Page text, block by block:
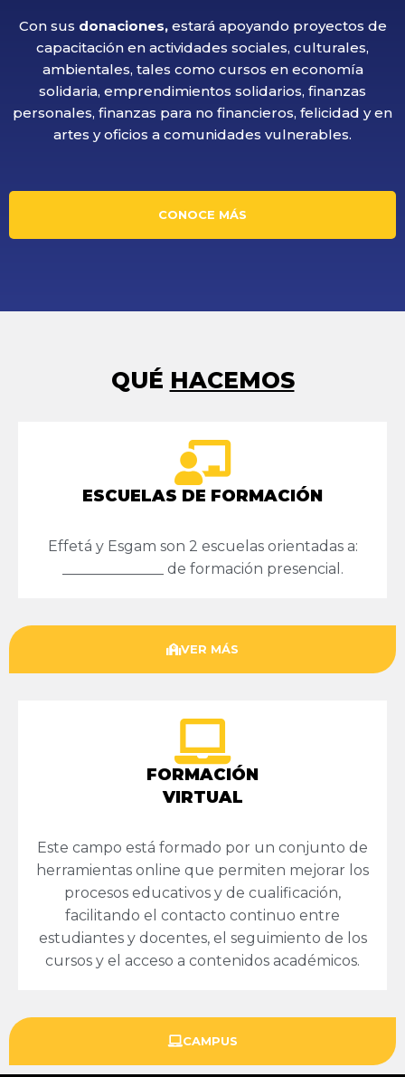
Con sus donaciones,estará apoyando proyectos de
capacitación en actividades sociales, culturales,
ambientales, tales como cursos en economía
solidaria, emprendimientos solidarios, finanzas
personales, finanzas para no financieros, felicidad y en
artes y oficios a comunidades vulnerables.
CONOCE MÁS
QUÉ HACEMOS
ESCUELAS DE FORMACIÓN
Effetá y Esgam son 2 escuelas orientadas a:
______________ de formación presencial.
VER MÁS
FORMACIÓN
VIRTUAL
Este campo está formado por un conjunto de
herramientas online que permiten mejorar los
procesos educativos y de cualificación,
facilitando el contacto continuo entre
estudiantes y docentes, el seguimiento de los
cursos y el acceso a contenidos académicos.
CAMPUS